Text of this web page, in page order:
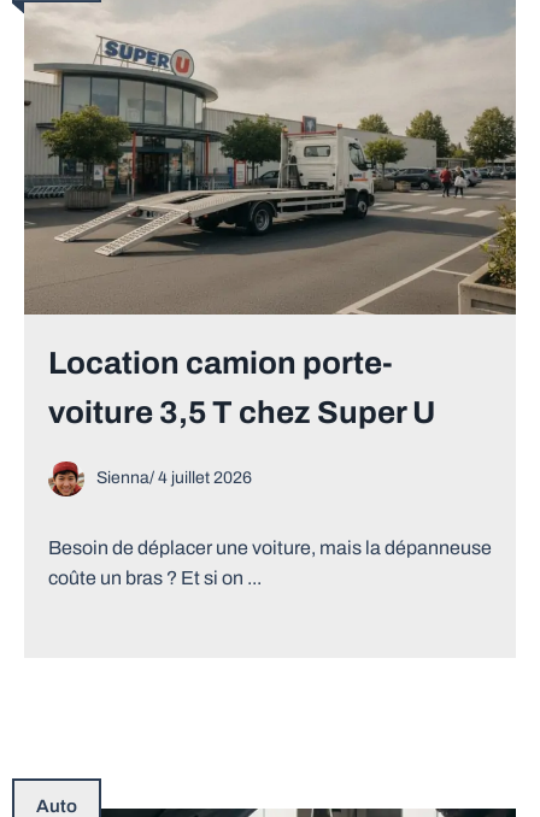
Location camion porte-
voiture 3,5 T chez Super U
Sienna/ 4 juillet 2026
Besoin de déplacer une voiture, mais la dépanneuse
coûte un bras ? Et si on ...
Auto